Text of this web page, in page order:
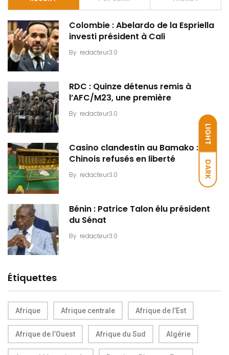
LIGHT
DARK
Colombie : Abelardo de la Espriella
investi président à Cali
By redacteur3.0
RDC : Quinze détenus remis à
l’AFC/M23, une première
By redacteur3.0
Casino clandestin au Bamako : Dix
Chinois refusés en liberté
By redacteur3.0
Bénin : Patrice Talon élu président
du Sénat
By redacteur3.0
Étiquettes
Afrique Afrique centrale Afrique de l’Est
Afrique de l’Ouest Afrique du Sud Algérie